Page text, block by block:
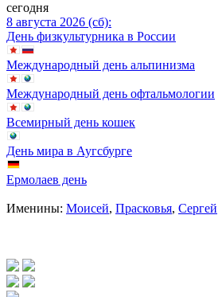
сегодня
8 августа 2026 (сб):
День физкультурника в России
Международный день альпинизма
Международный день офтальмологии
Всемирный день кошек
День мира в Аугсбурге
Ермолаев день
Именины: Моисей, Прасковья, Сергей